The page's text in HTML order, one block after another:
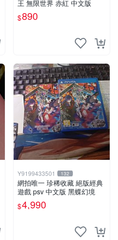
王 無限世界 赤紅 中文版
$890
Y9199433501 132
網拍唯一 珍稀收藏 絕版經典
遊戲 psv 中文版 黑蝶幻境
$4,990